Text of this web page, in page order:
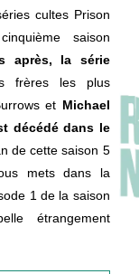
cultes Prison
saison
après, la série
frères les plus
et Michael
décédé dans le
de cette saison 5
mets dans la
1 de la saison
étrangement